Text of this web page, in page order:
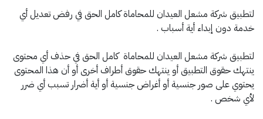
لتطبيق شركة مشعل العيدان للمحاماة كامل الحق في رفض تعديل أي
خدمة دون إبداء أية أسباب .
لتطبيق شركة مشعل العيدان للمحاماة كامل الحق في حذف أي محتوى
ينتهك حقوق التطبيق أو ينتهك حقوق أطراف أخرى أو أن هذا المحتوى
يحتوي على صور جنسية أو أغراض جنسية أو أية أضرار تسبب أي ضرر
لأي شخص .